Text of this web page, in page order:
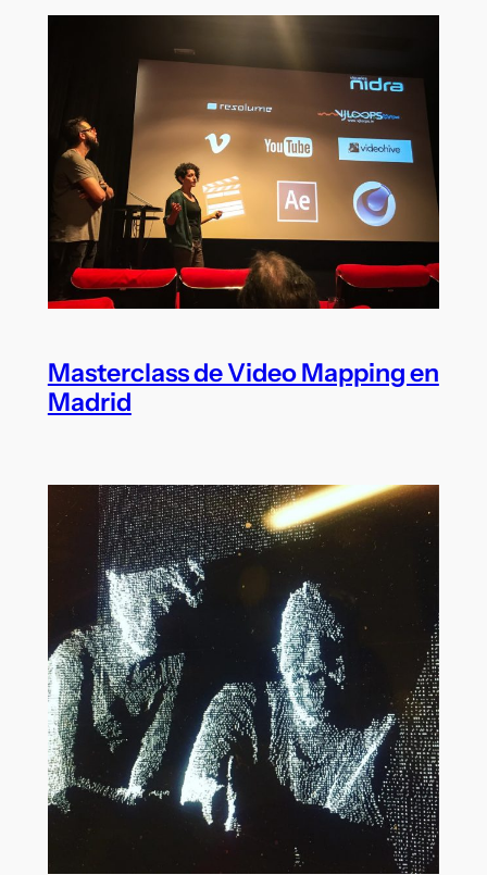
Masterclass de Video Mapping en
Madrid